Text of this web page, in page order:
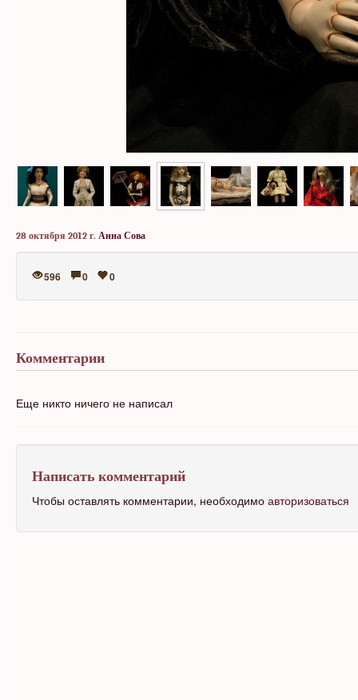
28 октября 2012 г. Анна Сова
596 0 0
Комментарии
Еще никто ничего не написал
Написать комментарий
Чтобы оставлять комментарии, необходимо авторизоваться